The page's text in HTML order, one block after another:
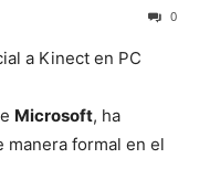
0
Microsoft, ha
manera formal en el